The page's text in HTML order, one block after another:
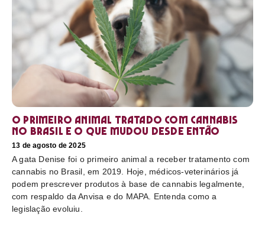
O primeiro animal tratado com cannabis
no Brasil e o que mudou desde então
13 de agosto de 2025
A gata Denise foi o primeiro animal a receber tratamento com
cannabis no Brasil, em 2019. Hoje, médicos-veterinários já
podem prescrever produtos à base de cannabis legalmente,
com respaldo da Anvisa e do MAPA. Entenda como a
legislação evoluiu.